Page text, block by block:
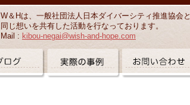
W＆Hは、一般社団法人日本ダイバーシティ推進協会と
同じ想いを共有した活動を行なっております。
Mail : kibou-negai@wish-and-hope.com